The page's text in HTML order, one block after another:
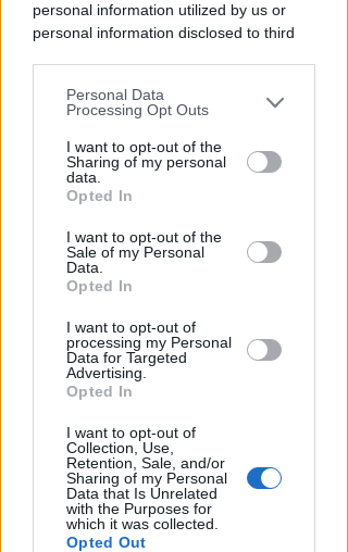
personal information utilized by us or
personal information disclosed to third
You may separately opt-out of the further
disclosure of your personal information
by third parties on the IAB’s list of
downstream participants.
by us to third parties on the IAB’s List of
Downstream Participants that may
further disclose it to other third parties.
Personal Data
Processing Opt Outs
I want to opt-out of the
Sharing of my personal
data.
Opted In
I want to opt-out of the
Sale of my Personal
Data.
Opted In
I want to opt-out of
processing my Personal
Data for Targeted
Advertising.
Opted In
I want to opt-out of
Collection, Use,
Retention, Sale, and/or
Sharing of my Personal
Data that Is Unrelated
with the Purposes for
which it was collected.
Opted Out
OSSERVATORIO CGIL INCA
Allarme infortuni sul lavoro a
Rimini: +13% nel primo semestre
dell'anno
APPROVATO DAL CDA
Dati in crescita nella semestrale
di IEG, stime al rialzo per
l'esercizio 2026
Redazione